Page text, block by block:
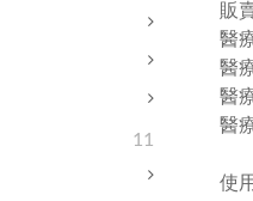
11
販
醫
醫
醫
醫
使